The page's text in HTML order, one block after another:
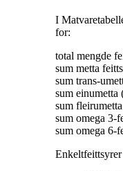
I
for:
total mengde
sum metta
sum trans-
sum einumetta
sum
sum omega 3-
sum omega 6-
Enkeltfeittsyrer